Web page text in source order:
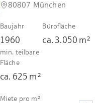
80807 München
Baujahr
1960
Bürofläche
ca. 3.050 m²
min. teilbare
Fläche
ca. 625 m²
Miete pro m²